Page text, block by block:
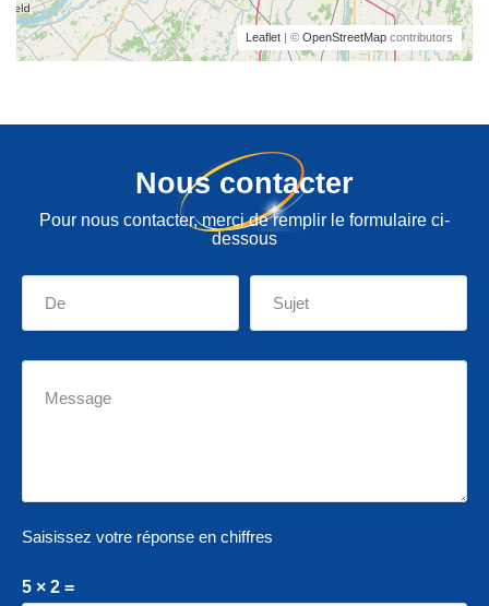
Leaflet | © OpenStreetMap contributors
Nous contacter
Pour nous contacter, merci de remplir le formulaire ci-
dessous
Saisissez votre réponse en chiffres
5 × 2 =